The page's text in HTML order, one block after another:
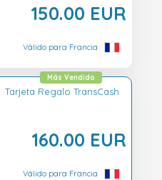
150.00 EUR
Válido para Francia
Tarjeta Regalo TransCash
160.00 EUR
Más Vendido
Válido para Francia